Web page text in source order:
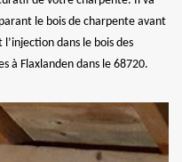
le bois de charpente avant
dans le bois des
à Flaxlanden dans le 68720.